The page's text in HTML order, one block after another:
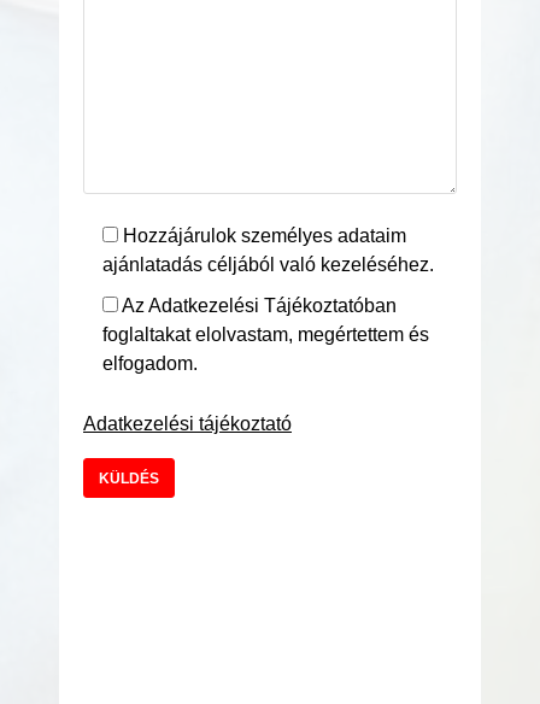
Hozzájárulok személyes adataim
ajánlatadás céljából való kezeléséhez.
Az Adatkezelési Tájékoztatóban
foglaltakat elolvastam, megértettem és
elfogadom.
Adatkezelési tájékoztató